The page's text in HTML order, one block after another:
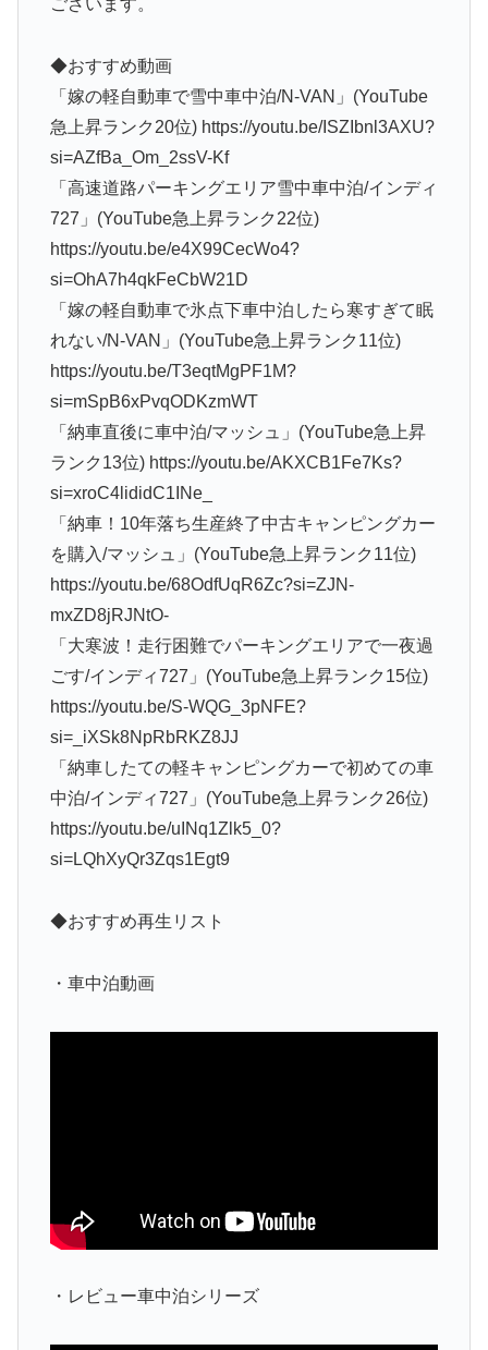
ございます。
◆おすすめ動画
「嫁の軽自動車で雪中車中泊/N-VAN」(YouTube
急上昇ランク20位) https://youtu.be/ISZIbnl3AXU?
si=AZfBa_Om_2ssV-Kf
「高速道路パーキングエリア雪中車中泊/インディ
727」(YouTube急上昇ランク22位)
https://youtu.be/e4X99CecWo4?
si=OhA7h4qkFeCbW21D
「嫁の軽自動車で氷点下車中泊したら寒すぎて眠
れない/N-VAN」(YouTube急上昇ランク11位)
https://youtu.be/T3eqtMgPF1M?
si=mSpB6xPvqODKzmWT
「納車直後に車中泊/マッシュ」(YouTube急上昇
ランク13位) https://youtu.be/AKXCB1Fe7Ks?
si=xroC4lididC1INe_
「納車！10年落ち生産終了中古キャンピングカー
を購入/マッシュ」(YouTube急上昇ランク11位)
https://youtu.be/68OdfUqR6Zc?si=ZJN-
mxZD8jRJNtO-
「大寒波！走行困難でパーキングエリアで一夜過
ごす/インディ727」(YouTube急上昇ランク15位)
https://youtu.be/S-WQG_3pNFE?
si=_iXSk8NpRbRKZ8JJ
「納車したての軽キャンピングカーで初めての車
中泊/インディ727」(YouTube急上昇ランク26位)
https://youtu.be/uINq1Zlk5_0?
si=LQhXyQr3Zqs1Egt9
◆おすすめ再生リスト
・車中泊動画
・レビュー車中泊シリーズ